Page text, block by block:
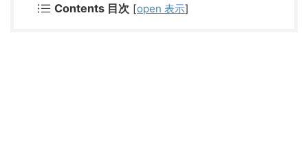
Contents 目次 [open 表示]